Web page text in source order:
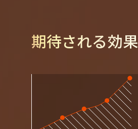
期待される効果